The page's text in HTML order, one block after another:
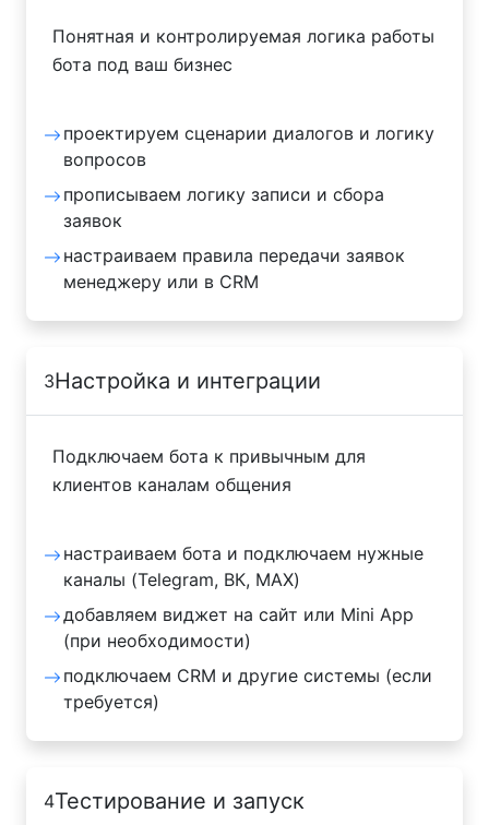
Понятная и контролируемая логика работы
бота под ваш бизнес
проектируем сценарии диалогов и логику
вопросов
прописываем логику записи и сбора
заявок
настраиваем правила передачи заявок
менеджеру или в CRM
3Настройка и интеграции
Подключаем бота к привычным для
клиентов каналам общения
настраиваем бота и подключаем нужные
каналы (Telegram, ВК, MAX)
добавляем виджет на сайт или Mini App
(при необходимости)
подключаем CRM и другие системы (если
требуется)
4Тестирование и запуск